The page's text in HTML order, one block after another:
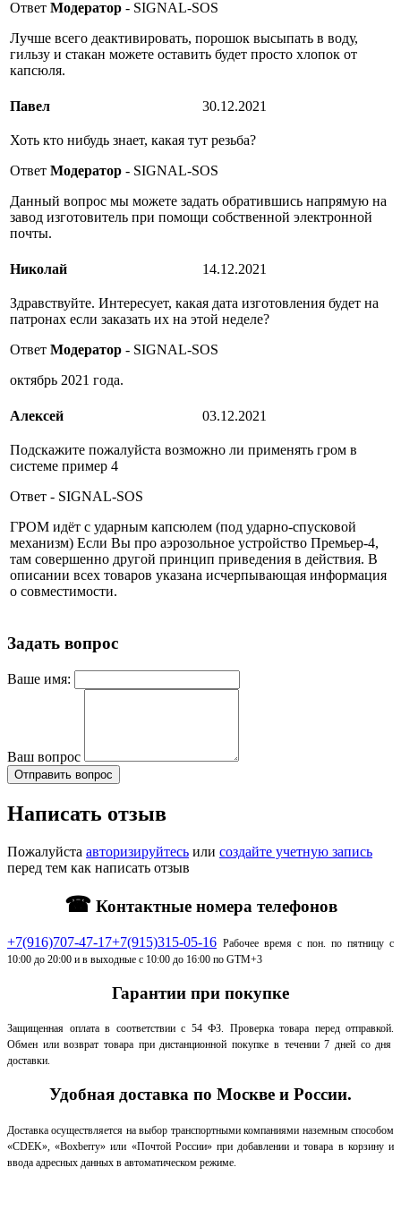
Ответ Модератор - SIGNAL-SOS
Лучше всего деактивировать, порошок высыпать в воду,
гильзу и стакан можете оставить будет просто хлопок от
капсюля.
Павел 30.12.2021
Хоть кто нибудь знает, какая тут резьба?
Ответ Модератор - SIGNAL-SOS
Данный вопрос мы можете задать обратившись напрямую на
завод изготовитель при помощи собственной электронной
почты.
Николай 14.12.2021
Здравствуйте. Интересует, какая дата изготовления будет на
патронах если заказать их на этой неделе?
Ответ Модератор - SIGNAL-SOS
октябрь 2021 года.
Алексей 03.12.2021
Подскажите пожалуйста возможно ли применять гром в
системе пример 4
Ответ - SIGNAL-SOS
ГРОМ идёт с ударным капсюлем (под ударно-спусковой
механизм) Если Вы про аэрозольное устройство Премьер-4,
там совершенно другой принцип приведения в действия. В
описании всех товаров указана исчерпывающая информация
о совместимости.
Задать вопрос
Ваше имя:
Ваш вопрос
Отправить вопрос
Написать отзыв
Пожалуйста авторизируйтесь или создайте учетную запись
перед тем как написать отзыв
☎Контактные номера телефонов
+7(916)707-47-17+7(915)315-05-16 Рабочее время с пон. по пятницу с
10:00 до 20:00 и в выходные с 10:00 до 16:00 по GTM+3
Гарантии при покупке
Защищенная оплата в соответствии с 54 ФЗ. Проверка товара перед отправкой.
Обмен или возврат товара при дистанционной покупке в течении 7 дней со дня
доставки.
Удобная доставка по Москве и России.
Доставка осуществляется на выбор транспортными компаниями наземным способом
«CDEK», «Boxberry» или «Почтой России» при добавлении и товара в корзину и
ввода адресных данных в автоматическом режиме.